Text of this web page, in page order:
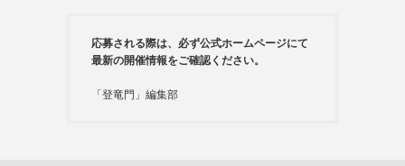
応募される際は、必ず公式ホームページにて
最新の開催情報をご確認ください。
「登竜門」編集部